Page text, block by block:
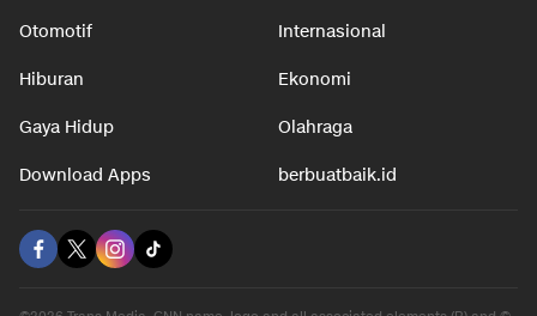
Otomotif Internasional
Hiburan Ekonomi
Gaya Hidup Olahraga
Download Apps berbuatbaik.id